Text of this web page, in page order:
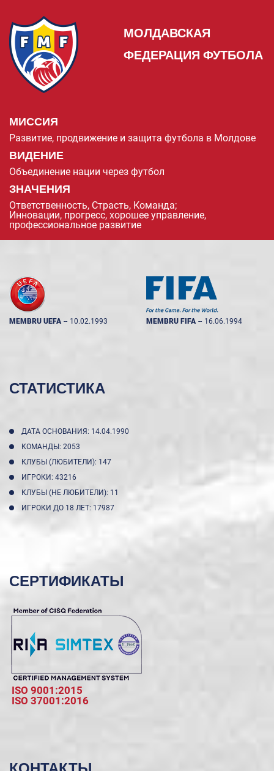
МОЛДАВСКАЯ
ФЕДЕРАЦИЯ ФУТБОЛА
МИССИЯ
Развитие, продвижение и защита футбола в Молдове
ВИДЕНИЕ
Объединение нации через футбол
ЗНАЧЕНИЯ
Ответственность, Страсть, Команда;
Инновации, прогресс, хорошее управление,
профессиональное развитие
MEMBRU UEFA -- 10.02.1993 MEMBRU FIFA -- 16.06.1994
СТАТИСТИКА
ДАТА ОСНОВАНИЯ: 14.04.1990
КОМАНДЫ: 2053
КЛУБЫ (ЛЮБИТЕЛИ): 147
ИГРОКИ: 43216
КЛУБЫ (НЕ ЛЮБИТЕЛИ): 11
ИГРОКИ ДО 18 ЛЕТ: 17987
СЕРТИФИКАТЫ
ISO 9001:2015
ISO 37001:2016